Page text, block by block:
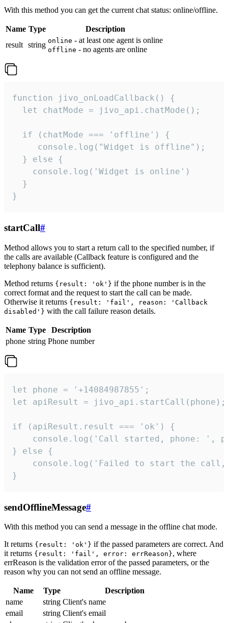
With this method you can get the current chat status: online/offline.
Name Type
Description
result string online - at least one agent is online
offline - no agents are online
function jivo_onLoadCallback() {
  let chatMode = jivo_api.chatMode();
  if (chatMode === 'offline') {
     console.log("Widget is offline");
  } else {
    console.log('Widget is online')
  }
}
startCall#
Method allows you to start a return call to the specified number, if
the calls are available (Callback feature is configured and the
telephony balance is sufficient).
Method returns {result: 'ok'} if the phone number is in the
correct format and the request to start the call can be made.
Otherwise it returns {result: 'fail', reason: 'Callback
disabled'} with the call failure reason details.
Name Type
Description
phone string Phone number
let phone = '+14084987855';
let apiResult = jivo_api.startCall(phone);
if (apiResult.result === 'ok') {
console.log('Call started, phone: ',
} else {
console.log('Failed to start the
}
sendOfflineMessage#
With this method you can send a message in the offline chat mode.
It returns {result: 'ok'} if the passed parameters are correct. And
it returns {result: 'fail', error: errReason}, where
errReason is the validation error of the passed parameters, or the
reason why you can not send an offline message.
Name Type
Description
name
string Client's name
email
string Client's email